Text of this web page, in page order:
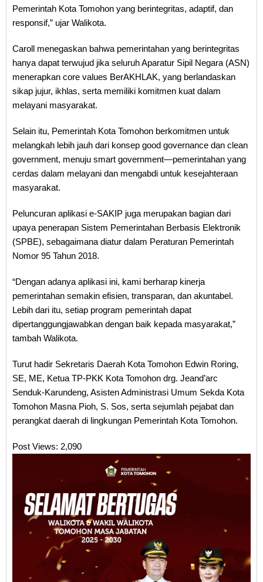
Pemerintah Kota Tomohon yang berintegritas, adaptif, dan
responsif,” ujar Walikota.
Caroll menegaskan bahwa pemerintahan yang berintegritas
hanya dapat terwujud jika seluruh Aparatur Sipil Negara (ASN)
menerapkan core values BerAKHLAK, yang berlandaskan
sikap jujur, ikhlas, serta memiliki komitmen kuat dalam
melayani masyarakat.
Selain itu, Pemerintah Kota Tomohon berkomitmen untuk
melangkah lebih jauh dari konsep good governance dan clean
government, menuju smart government—pemerintahan yang
cerdas dalam melayani dan mengabdi untuk kesejahteraan
masyarakat.
Peluncuran aplikasi e-SAKIP juga merupakan bagian dari
upaya penerapan Sistem Pemerintahan Berbasis Elektronik
(SPBE), sebagaimana diatur dalam Peraturan Pemerintah
Nomor 95 Tahun 2018.
“Dengan adanya aplikasi ini, kami berharap kinerja
pemerintahan semakin efisien, transparan, dan akuntabel.
Lebih dari itu, setiap program pemerintah dapat
dipertanggungjawabkan dengan baik kepada masyarakat,”
tambah Walikota.
Turut hadir Sekretaris Daerah Kota Tomohon Edwin Roring,
SE, ME, Ketua TP-PKK Kota Tomohon drg. Jeand’arc
Senduk-Karundeng, Asisten Administrasi Umum Sekda Kota
Tomohon Masna Pioh, S. Sos, serta sejumlah pejabat dan
perangkat daerah di lingkungan Pemerintah Kota Tomohon.
Post Views: 2,090